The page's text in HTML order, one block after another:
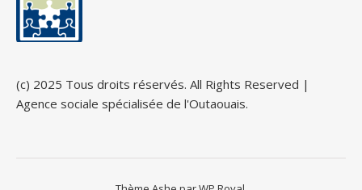
(c) 2025 Tous droits réservés. All Rights Reserved |
Agence sociale spécialisée de l'Outaouais.